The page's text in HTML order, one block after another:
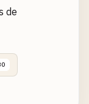
de